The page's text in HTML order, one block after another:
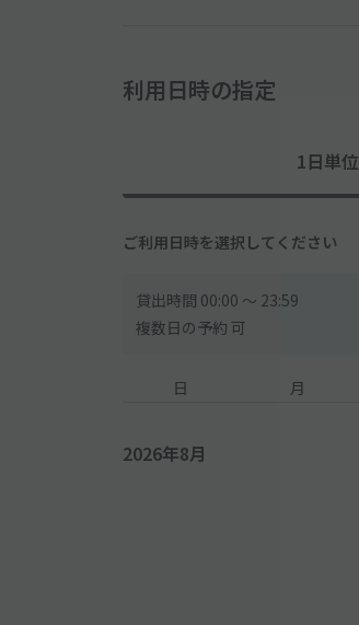
利用日時の指定
1日単位
ご利用日時を選択してください
貸出時間 00:00 〜 23:59
複数日の予約 可
日 月
2026年8月